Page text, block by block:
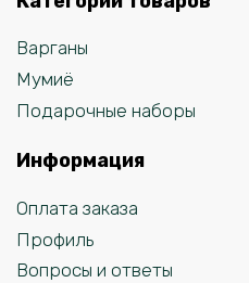
Варганы
Мумиё
Подарочные наборы
Информация
Оплата заказа
Профиль
Вопросы и ответы